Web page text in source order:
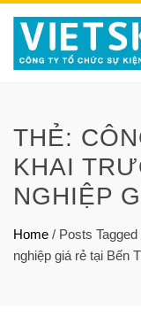
THẺ:
KHAI
NGHIỆP
Home / Posts
nghiệp giá rẻ tại Bến